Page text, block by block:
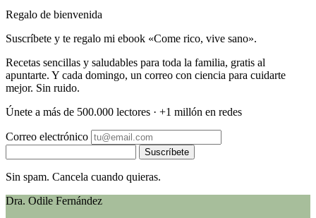
Regalo de bienvenida
Suscríbete y te regalo mi ebook «Come rico, vive sano».
Recetas sencillas y saludables para toda la familia, gratis al
apuntarte. Y cada domingo, un correo con ciencia para cuidarte
mejor. Sin ruido.
Únete a más de 500.000 lectores · +1 millón en redes
Correo electrónico
Suscríbete
Sin spam. Cancela cuando quieras.
Dra. Odile Fernández